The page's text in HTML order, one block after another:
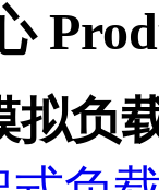
拟负